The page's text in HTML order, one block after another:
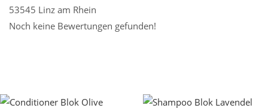
53545 Linz am Rhein
Noch keine Bewertungen gefunden!